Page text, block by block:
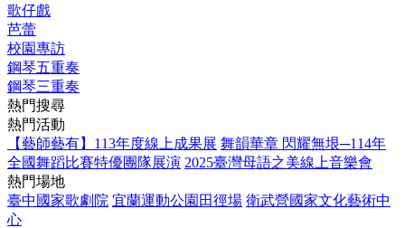
歌仔戲
芭蕾
校園專訪
鋼琴五重奏
鋼琴三重奏
熱門搜尋
熱門活動
【藝師藝有】113年度線上成果展 舞韻華章 閃耀無垠─114年
全國舞蹈比賽特優團隊展演 2025臺灣母語之美線上音樂會
熱門場地
臺中國家歌劇院 宜蘭運動公園田徑場 衛武營國家文化藝術中
心